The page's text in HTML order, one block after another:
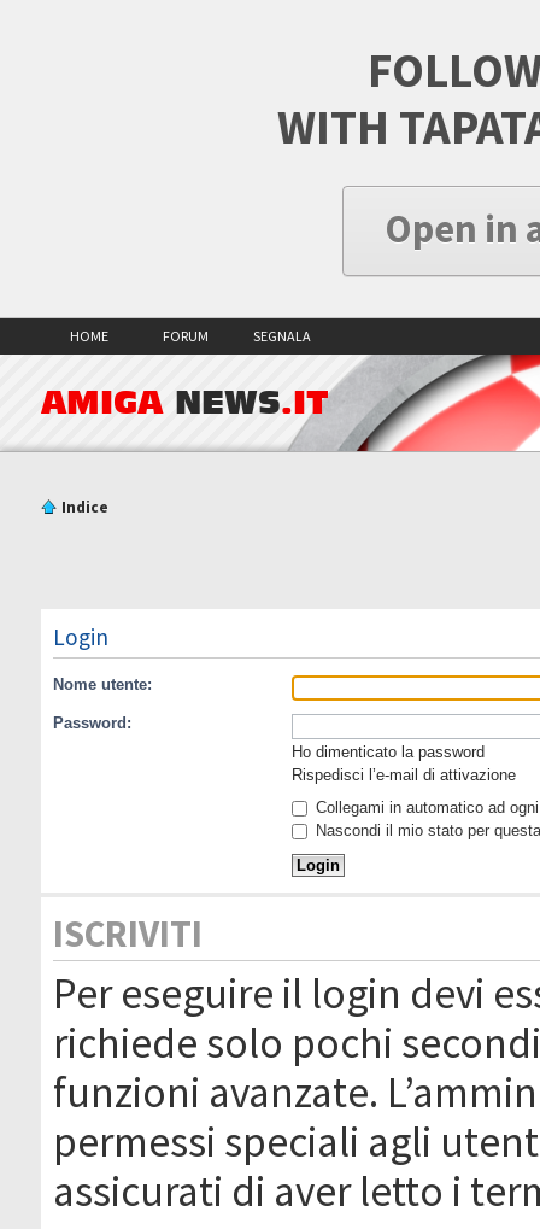
WITH
Open in
HOME FORUM SEGNALA
AMIGA NEWS.IT
Indice
Login
Nome utente:
Password:
Ho dimenticato la password
Rispedisci l’e-mail di attivazione
Collegami in automatico ad
Nascondi il mio stato per
ISCRIVITI
Per eseguire il login devi
richiede solo pochi
funzioni avanzate.
permessi speciali agli
assicurati di aver letto i